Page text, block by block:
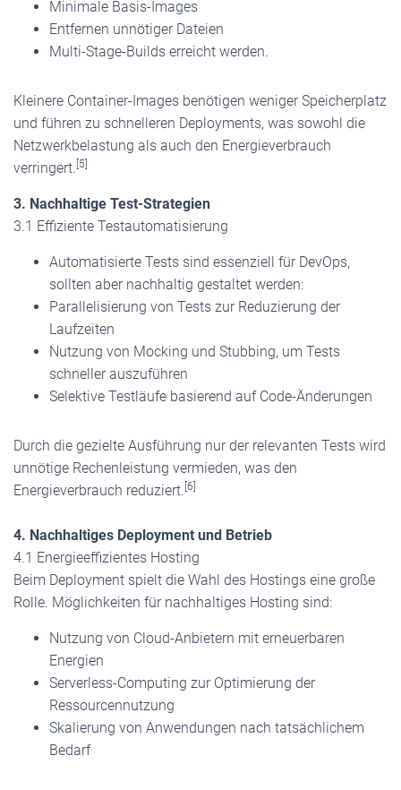
Minimale Basis-Images
Entfernen unnötiger Dateien
Multi-Stage-Builds erreicht werden.
Kleinere Container-Images benötigen weniger Speicherplatz
und führen zu schnelleren Deployments, was sowohl die
Netzwerkbelastung als auch den Energieverbrauch
verringert. [5]
3. Nachhaltige Test-Strategien
3.1 Effiziente Testautomatisierung
Automatisierte Tests sind essenziell für DevOps,
sollten aber nachhaltig gestaltet werden:
Parallelisierung von Tests zur Reduzierung der
Laufzeiten
Nutzung von Mocking und Stubbing, um Tests
schneller auszuführen
Selektive Testläufe basierend auf Code-Änderungen
Durch die gezielte Ausführung nur der relevanten Tests wird
unnötige Rechenleistung vermieden, was den
Energieverbrauch reduziert. [6]
4. Nachhaltiges Deployment und Betrieb
4.1 Energieeffizientes Hosting
Beim Deployment spielt die Wahl des Hostings eine große
Rolle. Möglichkeiten für nachhaltiges Hosting sind:
Nutzung von Cloud-Anbietern mit erneuerbaren
Energien
Serverless-Computing zur Optimierung der
Ressourcennutzung
Skalierung von Anwendungen nach tatsächlichem
Bedarf